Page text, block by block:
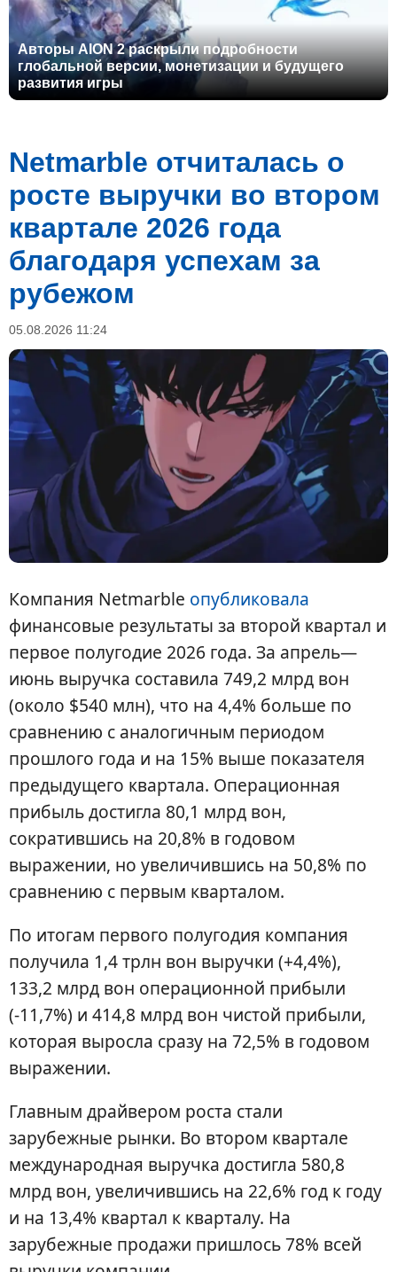
Авторы AION 2 раскрыли подробности
глобальной версии, монетизации и будущего
развития игры
Netmarble отчиталась о
росте выручки во втором
квартале 2026 года
благодаря успехам за
рубежом
05.08.2026 11:24
Компания Netmarble опубликовала
финансовые результаты за второй квартал и
первое полугодие 2026 года. За апрель—
июнь выручка составила 749,2 млрд вон
(около $540 млн), что на 4,4% больше по
сравнению с аналогичным периодом
прошлого года и на 15% выше показателя
предыдущего квартала. Операционная
прибыль достигла 80,1 млрд вон,
сократившись на 20,8% в годовом
выражении, но увеличившись на 50,8% по
сравнению с первым кварталом.
По итогам первого полугодия компания
получила 1,4 трлн вон выручки (+4,4%),
133,2 млрд вон операционной прибыли
(-11,7%) и 414,8 млрд вон чистой прибыли,
которая выросла сразу на 72,5% в годовом
выражении.
Главным драйвером роста стали
зарубежные рынки. Во втором квартале
международная выручка достигла 580,8
млрд вон, увеличившись на 22,6% год к году
и на 13,4% квартал к кварталу. На
зарубежные продажи пришлось 78% всей